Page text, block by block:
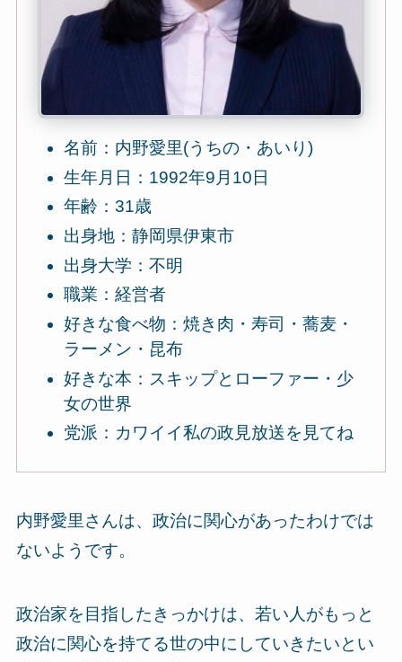
名前：内野愛里(うちの・あいり)
生年月日：1992年9月10日
年齢：31歳
出身地：静岡県伊東市
出身大学：不明
職業：経営者
好きな食べ物：焼き肉・寿司・蕎麦・
ラーメン・昆布
好きな本：スキップとローファー・少
女の世界
党派：カワイイ私の政見放送を見てね
内野愛里さんは、政治に関心があったわけでは
ないようです。
政治家を目指したきっかけは、若い人がもっと
政治に関心を持てる世の中にしていきたいとい